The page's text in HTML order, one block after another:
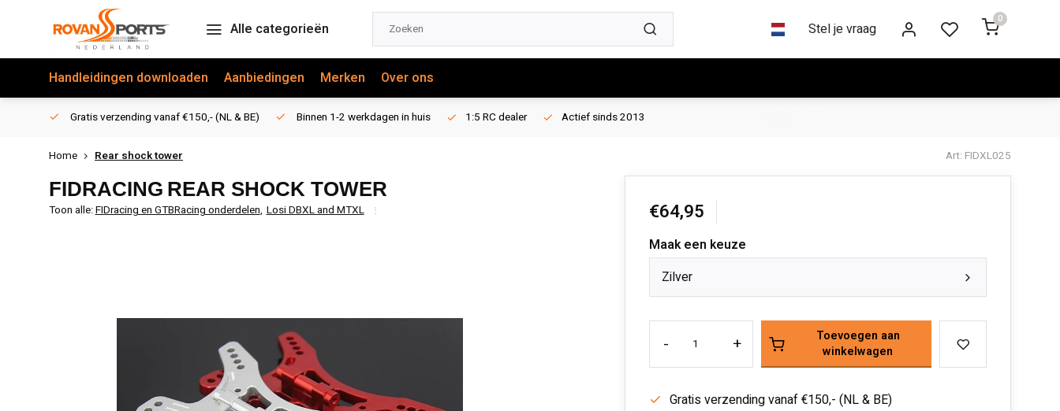
Alle categorieën Stel je vraag
0
Handleidingen downloaden Aanbiedingen Merken Over ons
Gratis verzending vanaf €150,- (NL & BE) Binnen 1-2 werkdagen in huis 1:5 RC dealer Actief sinds 2013
Home Rear shock tower Art: FIDXL025
FIDRACING REAR SHOCK TOWER
Toon alle:FIDracing en GTBRacing onderdelen, Losi DBXL and MTXL €64,95
Maak een keuze
Zilver
- +
Toevoegen aan
winkelwagen
Gratis verzending vanaf €150,- (NL & BE)